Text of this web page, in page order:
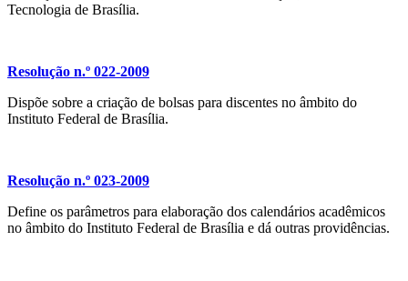
Tecnologia de Brasília.
Resolução n.º 022-2009
Dispõe sobre a criação de bolsas para discentes no âmbito do
Instituto Federal de Brasília.
Resolução n.º 023-2009
Define os parâmetros para elaboração dos calendários acadêmicos
no âmbito do Instituto Federal de Brasília e dá outras providências.